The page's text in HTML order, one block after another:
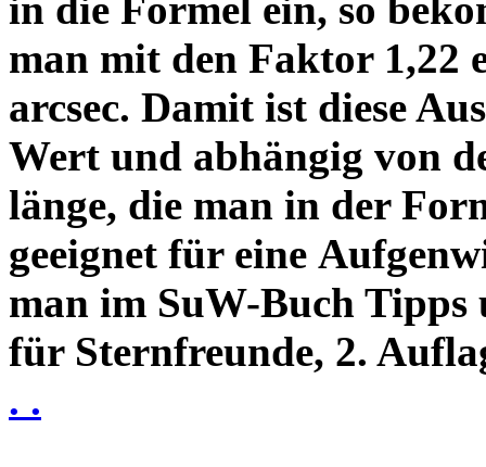
man mit den Faktor 1,22
arcsec. Damit ist diese
Wert und abhängig von
länge, die man in der
geeignet für eine
man im SuW-Buch Tipps
für Sternfreunde, 2.
. .